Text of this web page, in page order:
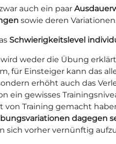
auch ein paar
sowie deren
Schwierigkeitslevel
wird weder die Übung
für Einsteiger kann das
erhöht auch das
ein gewisses
Training gemacht
dagegen
sich vorher vernünftig